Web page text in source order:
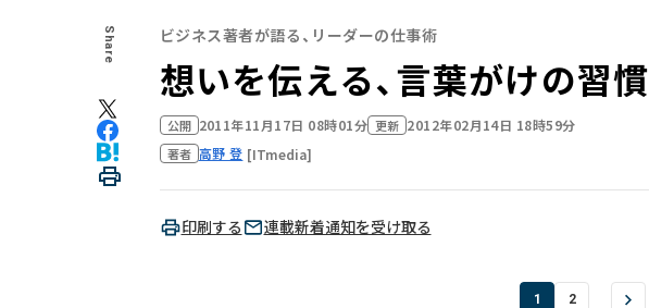
Share ビジネス著者が語る、リーダーの仕事術
想いを伝える、言葉がけの習慣
公開 2011年11月17日 08時01分 更新 2012年02月14日 18時59分
著者 高野 登 [ITmedia]
印刷する 連載新着通知を受け取る
1 2